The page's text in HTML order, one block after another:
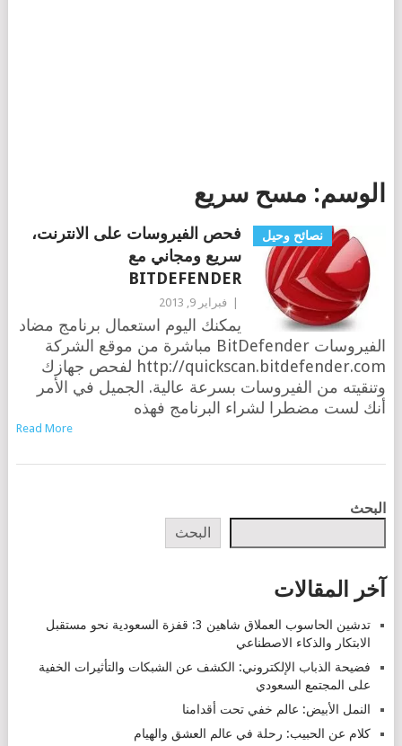
الوسم: مسح سريع
نصائح وحيل
فحص الفيروسات على الانترنت،
سريع ومجاني مع
BITDEFENDER
فبراير 9, 2013
يمكنك اليوم استعمال برنامج مضاد
الفيروسات BitDefender مباشرة من موقع الشركة
http://quickscan.bitdefender.com لفحص جهازك
وتنقيته من الفيروسات بسرعة عالية. الجميل في الأمر
أنك لست مضطرا لشراء البرنامج فهذه
Read More
POSTS
البحث
البحث
آخر المقالات
تدشين الحاسوب العملاق شاهين 3: قفزة السعودية نحو مستقبل
الابتكار والذكاء الاصطناعي
فضيحة الذباب الإلكتروني: الكشف عن الشبكات والتأثيرات الخفية
على المجتمع السعودي
النمل الأبيض: عالم خفي تحت أقدامنا
كلام عن الحبيب: رحلة في عالم العشق والهيام